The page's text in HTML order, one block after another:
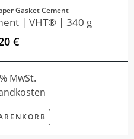
Gasket Cement
| VHT® | 340 g
€
MwSt.